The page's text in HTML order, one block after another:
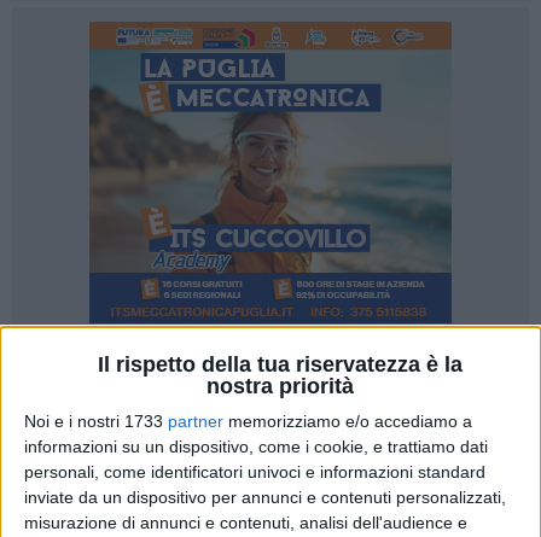
Il rispetto della tua riservatezza è la
nostra priorità
Noi e i nostri 1733 partner memorizziamo e/o accediamo a
informazioni su un dispositivo, come i cookie, e trattiamo dati
personali, come identificatori univoci e informazioni standard
inviate da un dispositivo per annunci e contenuti personalizzati,
misurazione di annunci e contenuti, analisi dell'audience e
9
Per le festività pasquali e per i ponti turistici di aprile e
maggio, con l'arrivo in città di migliaia di visitatori,
l'Amministrazione comunale ha incrementato alcuni servizi
pubblici importanti sul fronte di trasporti e accoglienza.